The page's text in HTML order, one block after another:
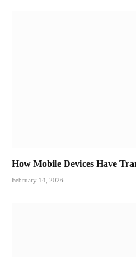
How Mobile Devices Have
February 14, 2026